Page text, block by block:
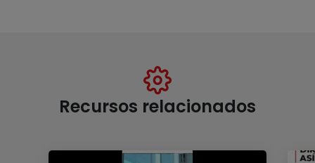
Recursos relacionados